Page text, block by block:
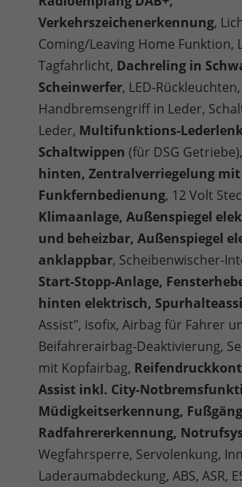
Verkehrszeichenerkennung,
Coming/Leaving Home Funktion,
Tagfahrlicht, Dachreling in
Scheinwerfer, LED-Rückleuchten,
Handbremsengriff in Leder,
Leder, Multifunktions-
Schaltwippen (für DSG Getriebe),
hinten, Zentralverriegelung mit
Funkfernbedienung, 12 Volt
Klimaanlage, Außenspiegel
und beheizbar, Außenspiegel
anklappbar, Scheibenwischer-
Start-Stopp-Anlage,
hinten elektrisch,
Assist", isofix, Airbag für Fahrer
Beifahrerairbag-Deaktivierung,
mit Kopfairbag,
Assist inkl. City-
Müdigkeitserkennung,
Radfahrererkennung,
Wegfahrsperre, Servolenkung,
Laderaumabdeckung, ABS, ASR,